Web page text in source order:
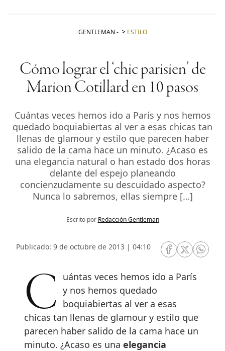
GENTLEMAN - ESTILO
Cómo lograr el ‘chic parisien’ de
Marion Cotillard en 10 pasos
Cuántas veces hemos ido a París y nos hemos
quedado boquiabiertas al ver a esas chicas tan
llenas de glamour y estilo que parecen haber
salido de la cama hace un minuto. ¿Acaso es
una elegancia natural o han estado dos horas
delante del espejo planeando
concienzudamente su descuidado aspecto?
Nunca lo sabremos, ellas siempre […]
Escrito por Redacción Gentleman
Publicado: 9 de octubre de 2013 | 04:10
RRSS Facebook
RRSSRRSS
Cuántas veces hemos ido a París
y nos hemos quedado
boquiabiertas al ver a esas
chicas tan llenas de glamour y estilo que
parecen haber salido de la cama hace un
minuto. ¿Acaso es una elegancia